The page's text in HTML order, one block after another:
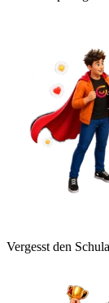
Vergesst den